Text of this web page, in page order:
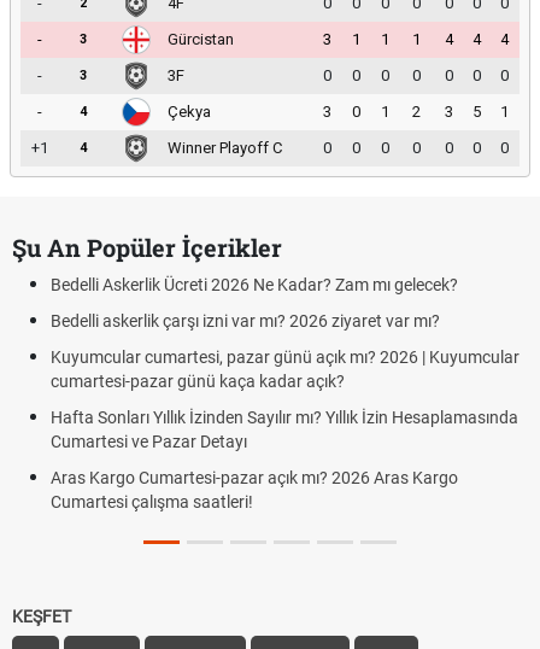
-
3 Gürcistan 3 1 1 1 4 4
4
-
3 3F 0 0 0 0 0 0
0
-
4 Çekya 3 0 1 2 3 5
1
+1
4 Winner Playoff C 0 0 0 0 0 0 0
Şu An Popüler İçerikler
Bedelli Askerlik Ücreti 2026 Ne Kadar? Zam mı gelecek?
Bedelli askerlik çarşı izni var mı? 2026 ziyaret var mı?
Kuyumcular cumartesi, pazar günü açık mı? 2026 | Kuyumcular
cumartesi-pazar günü kaça kadar açık?
Hafta Sonları Yıllık İzinden Sayılır mı? Yıllık İzin Hesaplamasında
Cumartesi ve Pazar Detayı
Aras Kargo Cumartesi-pazar açık mı? 2026 Aras Kargo
Cumartesi çalışma saatleri!
KEŞFET